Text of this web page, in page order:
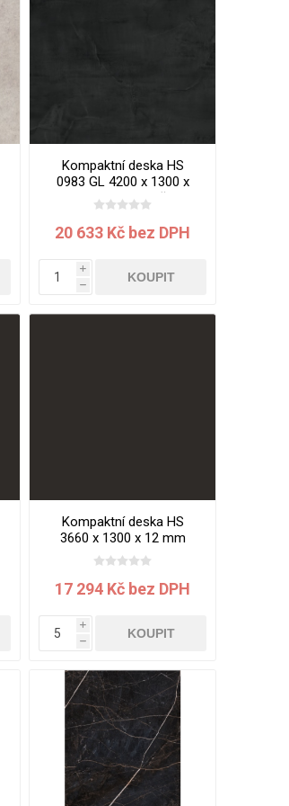
KAMENNÉ
DÝHY
Kompaktní deska HS
0983 GL 4200 x 1300 x
12 mm Slag jádro černé
20 633 Kč bez DPH
i
h
KOUPIT
Kompaktní deska HS
3660 x 1300 x 12 mm
8101 AFP Black Diamond
17 294 Kč bez DPH
i
h
KOUPIT